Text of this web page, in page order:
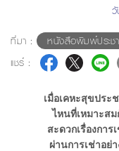
ที่มา :
หนังสือพิมพ์ประช
แชร์ :
เมื่อเคหะสุขประ
ไหนที่เหมาะส
สะดวกเรื่องการ
ผ่านการเช่าอย่